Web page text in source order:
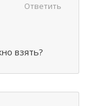
Ответить
взять?